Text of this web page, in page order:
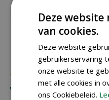
Materiaal
Verzending
Deze
van cookies.
Deze website
gebruikerservaring
onze website te
met alle cookies in
ons Cookiebeleid.